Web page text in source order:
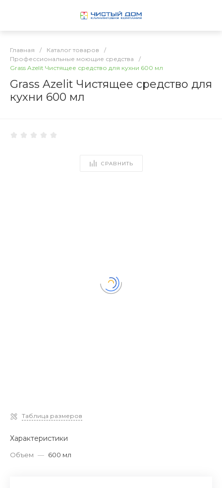
Главная / Каталог товаров
/
Профессиональные моющие средства
/
Grass Azelit Чистящее средство для кухни 600 мл
Grass Azelit Чистящее средство для
кухни 600 мл
СРАВНИТЬ
Таблица размеров
Характеристики
Объем — 600 мл